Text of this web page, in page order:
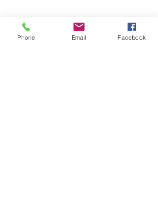
Phone Email Facebook